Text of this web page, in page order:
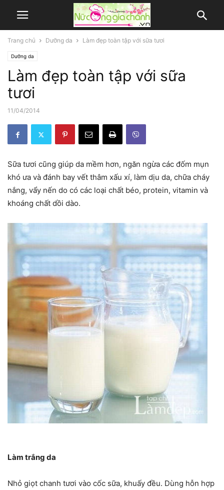
Trang chủ Dưỡng da Làm đẹp toàn tập với sữa tươi
Dưỡng da
Làm đẹp toàn tập với sữa
tươi
11/04/2014
Sữa tươi cũng giúp da mềm hơn, ngăn ngừa các đốm mụn
khó ưa và đánh bay vết thâm xấu xí, làm dịu da, chữa cháy
nắng, vẩy nến do có các loại chất béo, protein, vitamin và
khoáng chất dồi dào.
Làm trắng da
Nhỏ giọt chanh tươi vào cốc sữa, khuấy đều. Dùng hỗn hợp